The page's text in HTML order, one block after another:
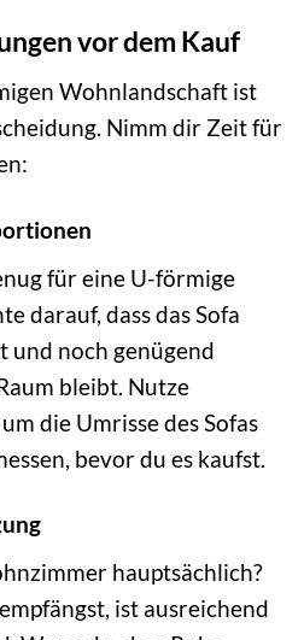
vor dem Kauf
Wohnlandschaft ist
Nimm dir Zeit für
für eine U-förmige
darauf, dass das Sofa
noch genügend
bleibt. Nutze
die Umrisse des Sofas
bevor du es kaufst.
hauptsächlich?
ist ausreichend